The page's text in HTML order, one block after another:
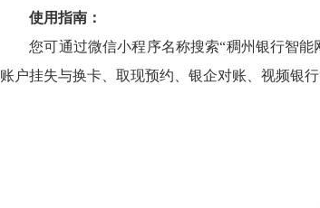
使用指南：
您可通过微信小程序名称搜索“稠州银行智能
账户挂失与换卡、取现预约、银企对账、视频银